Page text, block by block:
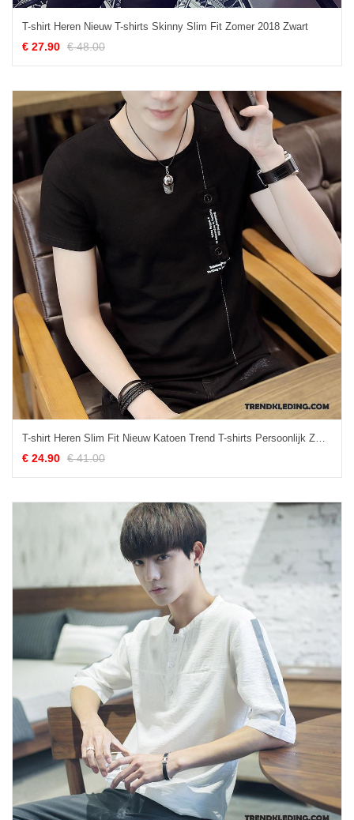
T-shirt Heren Nieuw T-shirts Skinny Slim Fit Zomer 2018 Zwart
€ 27.90 € 48.00
T-shirt Heren Slim Fit Nieuw Katoen Trend T-shirts Persoonlijk Zwart
€ 24.90 € 41.00